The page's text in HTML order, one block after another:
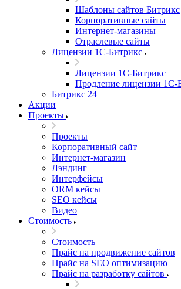
Шаблоны сайтов Битрикс
Корпоративные сайты
Интернет-магазины
Отраслевые сайты
Лицензии 1С-Битрикс
Лицензии 1С-Битрикс
Продление лицензии 1С-
Битрикс 24
Акции
Проекты
Проекты
Корпоративный сайт
Интернет-магазин
Лэндинг
Интерфейсы
ORM кейсы
SEO кейсы
Видео
Стоимость
Стоимость
Прайс на продвижение сайтов
Прайс на SEO оптимизацию
Прайс на разработку сайтов